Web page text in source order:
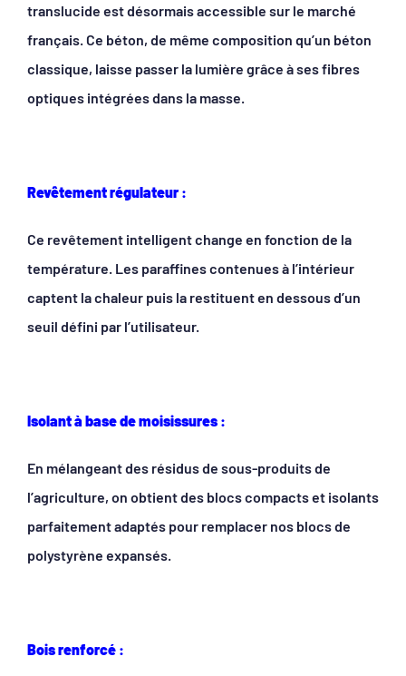
translucide est désormais accessible sur le marché
français. Ce béton, de même composition qu’un béton
classique, laisse passer la lumière grâce à ses fibres
optiques intégrées dans la masse.
Revêtement régulateur :
Ce revêtement intelligent change en fonction de la
température. Les paraffines contenues à l’intérieur
captent la chaleur puis la restituent en dessous d’un
seuil défini par l’utilisateur.
Isolant à base de moisissures :
En mélangeant des résidus de sous-produits de
l’agriculture, on obtient des blocs compacts et isolants
parfaitement adaptés pour remplacer nos blocs de
polystyrène expansés.
Bois renforcé :